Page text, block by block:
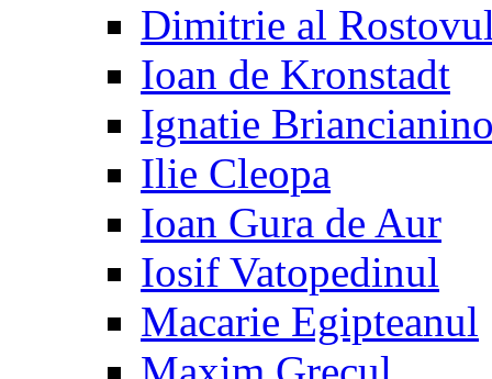
Dimitrie al
Ioan de Kronstadt
Ignatie
Ilie Cleopa
Ioan Gura de Aur
Iosif Vatopedinul
Macarie Egipteanul